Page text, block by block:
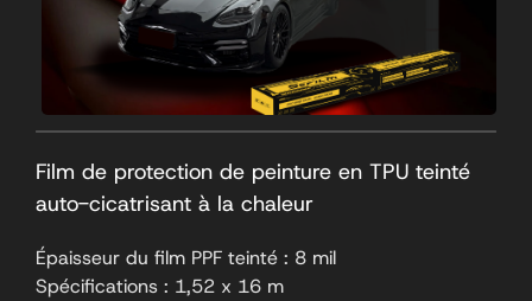
Film de protection de peinture en TPU teinté
auto-cicatrisant à la chaleur
Épaisseur du film PPF teinté : 8 mil
Spécifications : 1,52 x 16 m